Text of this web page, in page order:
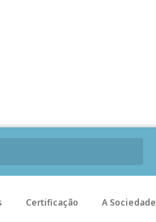
Certificação
A Sociedade